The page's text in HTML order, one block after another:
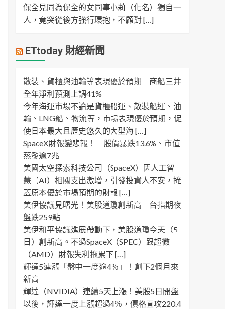
保全見同為保全的女同事小莉（化名）獨自一
人，竟突從後方強行環抱，不顧對 […]
ETtoday 財經新聞
散裝、貨櫃與油輪等表現優於預期 商船三井
全年淨利預測上調41%
今年海運市場不論是貨櫃船運、散裝船運、油
輪、LNG船、物流等，市場表現優於預期，促
使日本最大且歷史悠久的大型海 […]
SpaceX財報變悲報！ 股價暴跌13.6%、市值
蒸發逾7兆
美國太空探索科技公司（SpaceX）因人工智
慧（AI）相關支出激增，引發投資人不安，掩
蓋原本優於市場預期的財報 […]
美伊協議見曙光！美股道瓊創新高 台指期夜
盤跌259點
美伊和平協議進展帶動下，美股道瓊今天（5
日）創新高。不過SpaceX（SPEC）跟超微
（AMD）財報失利拖累下 […]
輝達5連漲「盤中一度逾4％」！創下2個月來
新高
輝達（NVIDIA）連續5天上漲！美股5日開盤
以後，輝達一度上漲超過4％，價格直攻220.4